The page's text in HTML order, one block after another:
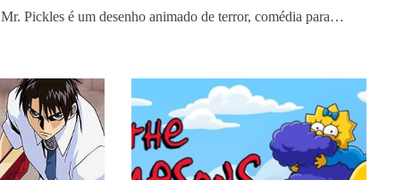
Mr. Pickles é um desenho animado de terror, comédia para…